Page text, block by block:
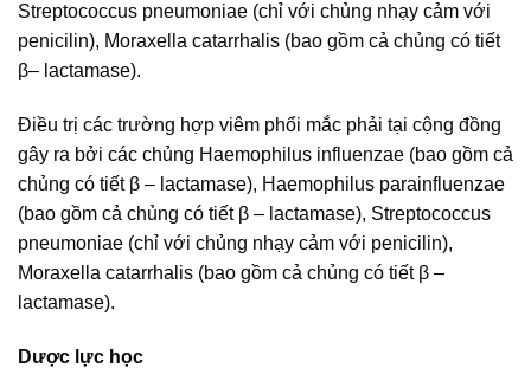
Streptococcus pneumoniae (chỉ với chủng nhạy cảm với
penicilin), Moraxella catarrhalis (bao gồm cả chủng có tiết
β– lactamase).
Điều trị các trường hợp viêm phổi mắc phải tại cộng đồng
gây ra bởi các chủng Haemophilus influenzae (bao gồm cả
chủng có tiết β – lactamase), Haemophilus parainfluenzae
(bao gồm cả chủng có tiết β – lactamase), Streptococcus
pneumoniae (chỉ với chủng nhạy cảm với penicilin),
Moraxella catarrhalis (bao gồm cả chủng có tiết β –
lactamase).
Dược lực học